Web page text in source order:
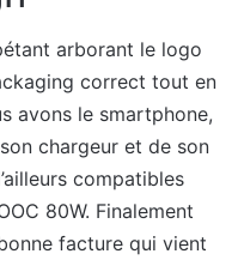
arborant le logo
correct tout en
avons le smartphone,
chargeur et de son
compatibles
80W. Finalement
facture qui vient